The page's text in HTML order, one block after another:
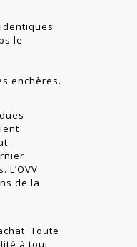
le
enchères.
de la
Toute